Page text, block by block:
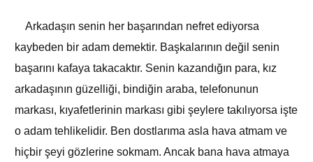
Arkadaşın senin her başarından nefret ediyorsa
kaybeden bir adam demektir. Başkalarının değil senin
başarını kafaya takacaktır. Senin kazandığın para, kız
arkadaşının güzelliği, bindiğin araba, telefonunun
markası, kıyafetlerinin markası gibi şeylere takılıyorsa işte
o adam tehlikelidir. Ben dostlarıma asla hava atmam ve
hiçbir şeyi gözlerine sokmam. Ancak bana hava atmaya